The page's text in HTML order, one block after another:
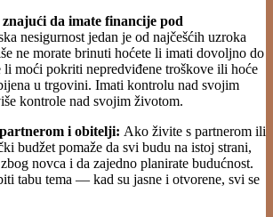
da imate financije pod
nesigurnost jedan je od najčešćih uzroka
ne morate brinuti hoćete li imati dovoljno do
li moći pokriti nepredviđene troškove ili hoće
u trgovini. Imati kontrolu nad svojim
kontrole nad svojim životom.
i obitelji: Ako živite s partnerom ili
budžet pomaže da svi budu na istoj strani,
novca i da zajedno planirate budućnost.
tabu tema — kad su jasne i otvorene, svi se